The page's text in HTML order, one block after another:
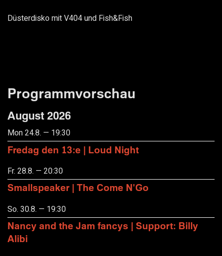
Düsterdisko mit V404 und Fish&Fish
Programmvorschau
August 2026
Mon 24.8. — 19:30
Fredag den 13:e | Loud Night
Fr. 28.8. — 20:30
Smallspeaker | The Come N'Go
So. 30.8. — 19:30
Nancy and the Jam fancys | Support: Billy
Alibi